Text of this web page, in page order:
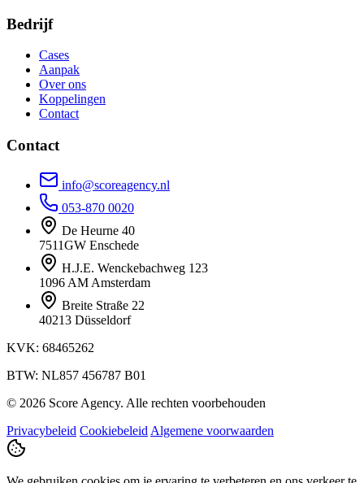
Bedrijf
Cases
Aanpak
Over ons
Koppelingen
Contact
Contact
info@scoreagency.nl
053-870 0020
De Heurne 40
7511GW Enschede
H.J.E. Wenckebachweg 123
1096 AM Amsterdam
Breite Straße 22
40213 Düsseldorf
KVK: 68465262
BTW: NL857 456787 B01
© 2026 Score Agency. Alle rechten voorbehouden
Privacybeleid Cookiebeleid Algemene voorwaarden